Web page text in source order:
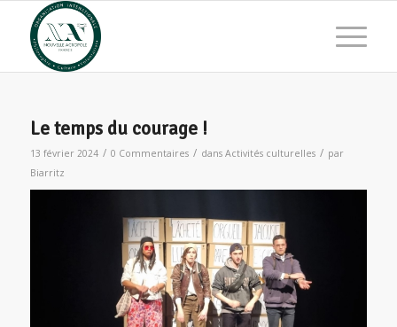
Le temps du courage !
13 février 2024 / 0 Commentaires / dans Activités culturelles / par
Biarritz